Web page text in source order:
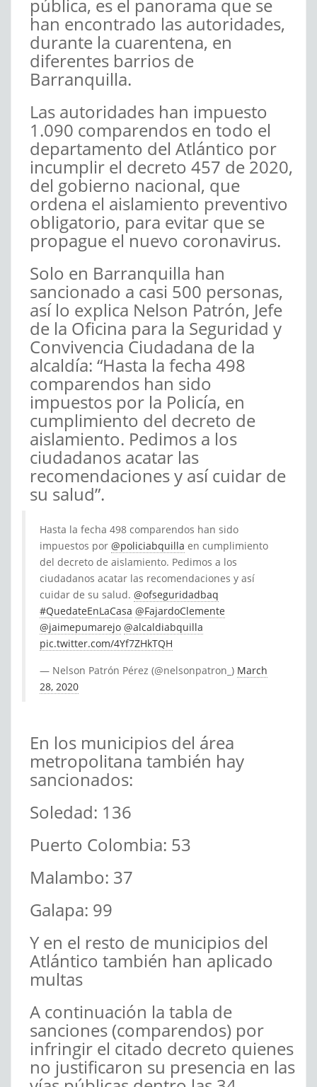
pública, es el panorama que se
han encontrado las autoridades,
durante la cuarentena, en
diferentes barrios de
Barranquilla.
Las autoridades han impuesto
1.090 comparendos en todo el
departamento del Atlántico por
incumplir el decreto 457 de 2020,
del gobierno nacional, que
ordena el aislamiento preventivo
obligatorio, para evitar que se
propague el nuevo coronavirus.
Solo en Barranquilla han
sancionado a casi 500 personas,
así lo explica Nelson Patrón, Jefe
de la Oficina para la Seguridad y
Convivencia Ciudadana de la
alcaldía: “Hasta la fecha 498
comparendos han sido
impuestos por la Policía, en
cumplimiento del decreto de
aislamiento. Pedimos a los
ciudadanos acatar las
recomendaciones y así cuidar de
su salud”.
Hasta la fecha 498 comparendos han sido
impuestos por @policiabquilla en cumplimiento
del decreto de aislamiento. Pedimos a los
ciudadanos acatar las recomendaciones y así
cuidar de su salud. @ofseguridadbaq
#QuedateEnLaCasa @FajardoClemente
@jaimepumarejo @alcaldiabquilla
pic.twitter.com/4Yf7ZHkTQH
— Nelson Patrón Pérez (@nelsonpatron_) March
28, 2020
En los municipios del área
metropolitana también hay
sancionados:
Soledad: 136
Puerto Colombia: 53
Malambo: 37
Galapa: 99
Y en el resto de municipios del
Atlántico también han aplicado
multas
A continuación la tabla de
sanciones (comparendos) por
infringir el citado decreto quienes
no justificaron su presencia en las